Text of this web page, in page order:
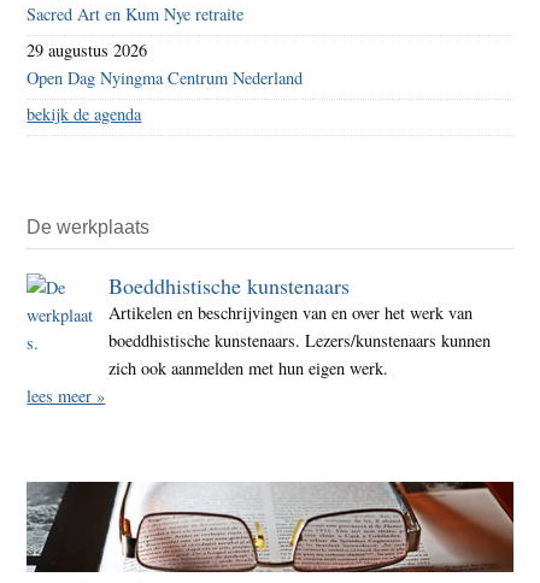
Sacred Art en Kum Nye retraite
29 augustus 2026
Open Dag Nyingma Centrum Nederland
bekijk de agenda
De werkplaats
Boeddhistische kunstenaars
Artikelen en beschrijvingen van en over het werk van
boeddhistische kunstenaars. Lezers/kunstenaars kunnen
zich ook aanmelden met hun eigen werk.
lees meer »